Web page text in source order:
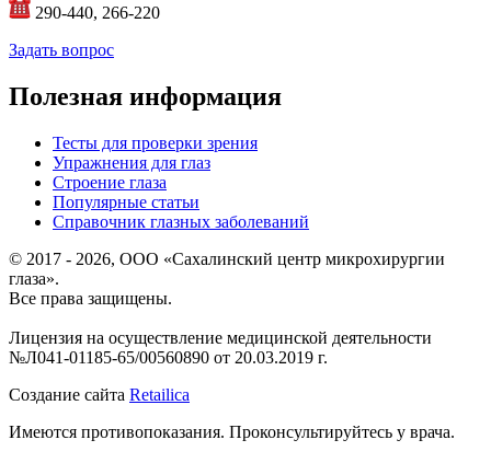
290-440, 266-220
Задать вопрос
Полезная информация
Тесты для проверки зрения
Упражнения для глаз
Строение глаза
Популярные статьи
Справочник глазных заболеваний
© 2017 - 2026, ООО «Сахалинский центр микрохирургии
глаза».
Все права защищены.
Лицензия на осуществление медицинской деятельности
№Л041-01185-65/00560890 от 20.03.2019 г.
Создание сайта Retailica
Имеются противопоказания. Проконсультируйтесь у врача.